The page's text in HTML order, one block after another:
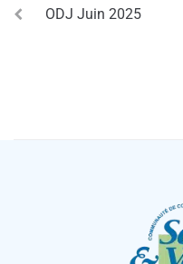
ODJ Juin 2025